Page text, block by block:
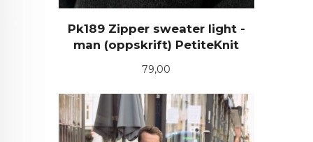
Pk189 Zipper sweater light -
man (oppskrift) PetiteKnit
Pris
79,00